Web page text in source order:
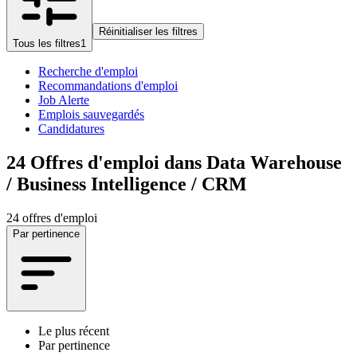
Tous les filtres1
Réinitialiser les filtres
Recherche d'emploi
Recommandations d'emploi
Job Alerte
Emplois sauvegardés
Candidatures
24 Offres d'emploi dans Data Warehouse
/ Business Intelligence / CRM
24 offres d'emploi
Par pertinence
Le plus récent
Par pertinence